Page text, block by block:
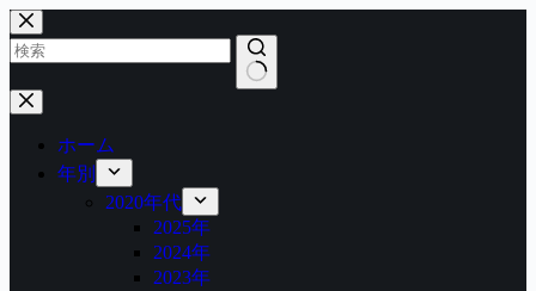
コ
ン
テ
ン
ツ
結
ホーム
年別
2020年代
2025年
2024年
2023年